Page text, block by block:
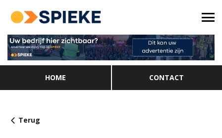
HOME CONTACT
Terug